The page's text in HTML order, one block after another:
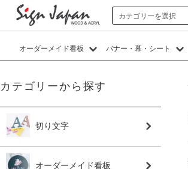
オーダーメイド看板 バナー・幕・シート
カテゴリーから探す
切り文字
オーダーメイド看板